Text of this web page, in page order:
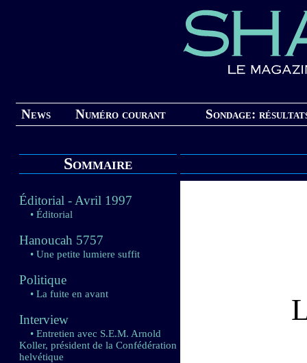
News Numéro courant Sondage:
Sommaire
Éditorial - Avril 1997
• Éditorial
Hanoucah 5757
• Une petite lumiere suffit
Politique
• La fuite en avant
Interview
• Entretien avec S.E.M. Arnold
Koller, président de la Confédération
helvétique